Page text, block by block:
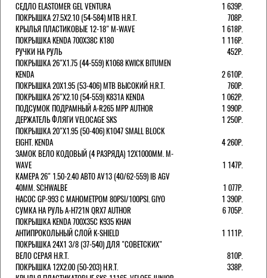
СЕДЛО ELASTOMER GEL VENTURA
1 639Р.
ПОКРЫШКА 27.5X2.10 (54-584) MTB H.R.T.
708Р.
КРЫЛЬЯ ПЛАСТИКОВЫЕ 12-18" M-WAVE
1 618Р.
ПОКРЫШКА KENDA 700Х38С K180
1 116Р.
РУЧКИ НА РУЛЬ
452Р.
ПОКРЫШКА 26"Х1.75 (44-559) K1068 KWICK BITUMEN
KENDA
2 610Р.
ПОКРЫШКА 20X1.95 (53-406) MTB ВЫСОКИЙ H.R.T.
760Р.
ПОКРЫШКА 26"Х2.10 (54-559) K831A KENDA
1 062Р.
ПОДСУМОК ПОДРАМНЫЙ A-R265 MPP AUTHOR
1 990Р.
ДЕРЖАТЕЛЬ ФЛЯГИ VELOCAGE SKS
1 250Р.
ПОКРЫШКА 20"Х1.95 (50-406) K1047 SMALL BLOCK
EIGHT. KENDA
4 260Р.
ЗАМОК ВЕЛО КОДОВЫЙ (4 РАЗРЯДА) 12Х1000ММ. M-
WAVE
1 147Р.
КАМЕРА 26" 1.50-2.40 АВТО AV13 (40/62-559) IB AGV
40MM. SCHWALBE
1 077Р.
НАСОС GP-993 С МАНОМЕТРОМ 80PSI/100PSI. GIYO
1 390Р.
СУМКА НА РУЛЬ A-H721N QRX7 AUTHOR
6 705Р.
ПОКРЫШКА KENDA 700Х35С K935 KHAN
АНТИПРОКОЛЬНЫЙ СЛОЙ K-SHIELD
1 111Р.
ПОКРЫШКА 24X1 3/8 (37-540) ДЛЯ "СОВЕТСКИХ"
ВЕЛО СЕРАЯ H.R.T.
810Р.
ПОКРЫШКА 12X2.00 (50-203) H.R.T.
338Р.